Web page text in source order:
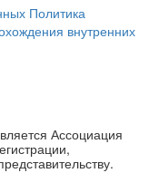
Политика
внутренних
Ассоциация